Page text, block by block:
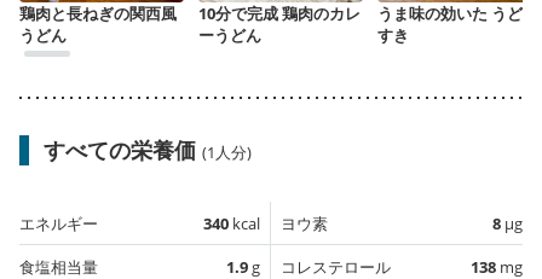
鶏肉と長ねぎの関西風
うどん
10分で完成 鶏肉のカレ
ーうどん
うま味の効いた うどん
すき
すべての栄養価 (1人分)
エネルギー 340 kcal
食塩相当量
1.9g
ヨウ素 8 µg
コレステロール
138 mg